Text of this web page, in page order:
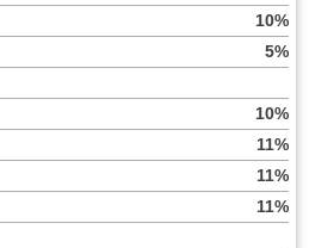
10%
5%
10%
11%
11%
11%